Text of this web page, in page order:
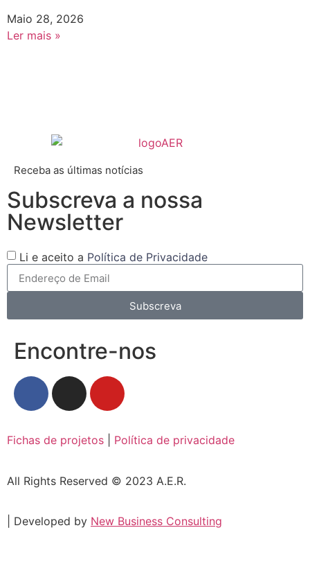
Maio 28, 2026
Ler mais »
Receba as últimas notícias
Subscreva a nossa
Newsletter
Li e aceito a Política de Privacidade
Subscreva
Encontre-nos
Fichas de projetos Política de privacidade
All Rights Reserved © 2023 A.E.R.
| Developed by New Business Consulting